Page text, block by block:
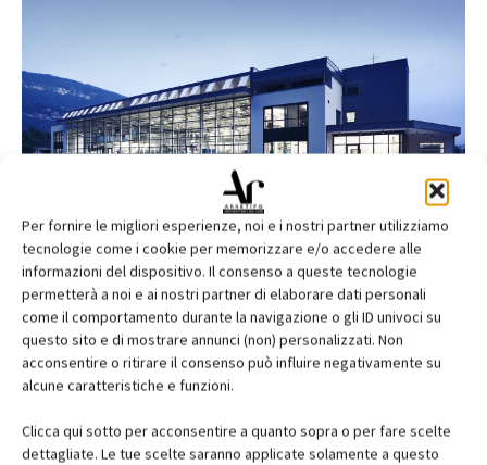
Per fornire le migliori esperienze, noi e i nostri partner utilizziamo
tecnologie come i cookie per memorizzare e/o accedere alle
informazioni del dispositivo. Il consenso a queste tecnologie
permetterà a noi e ai nostri partner di elaborare dati personali
come il comportamento durante la navigazione o gli ID univoci su
questo sito e di mostrare annunci (non) personalizzati. Non
acconsentire o ritirare il consenso può influire negativamente su
alcune caratteristiche e funzioni.
Clicca qui sotto per acconsentire a quanto sopra o per fare scelte
dettagliate. Le tue scelte saranno applicate solamente a questo
Stahlbau Pichler per la lavanderia
ospedaliera Haas in Alto Adige